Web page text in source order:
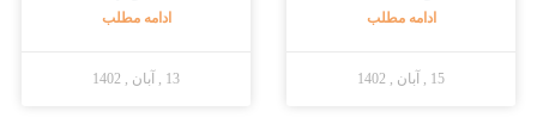
ادامه مطلب
15 , آبان , 1402
ادامه مطلب
13 , آبان , 1402